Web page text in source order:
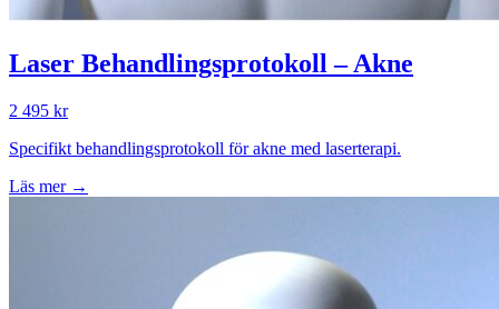
Laser Behandlingsprotokoll – Akne
2 495 kr
Specifikt behandlingsprotokoll för akne med laserterapi.
Läs mer →